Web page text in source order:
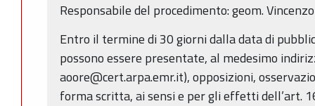
Responsabile del procedimento: geom.
Entro il termine di 30 giorni dalla data di
possono essere presentate, al medesimo
aoore@cert.arpa.emr.it), opposizioni,
forma scritta, ai sensi e per gli effetti dell’art.